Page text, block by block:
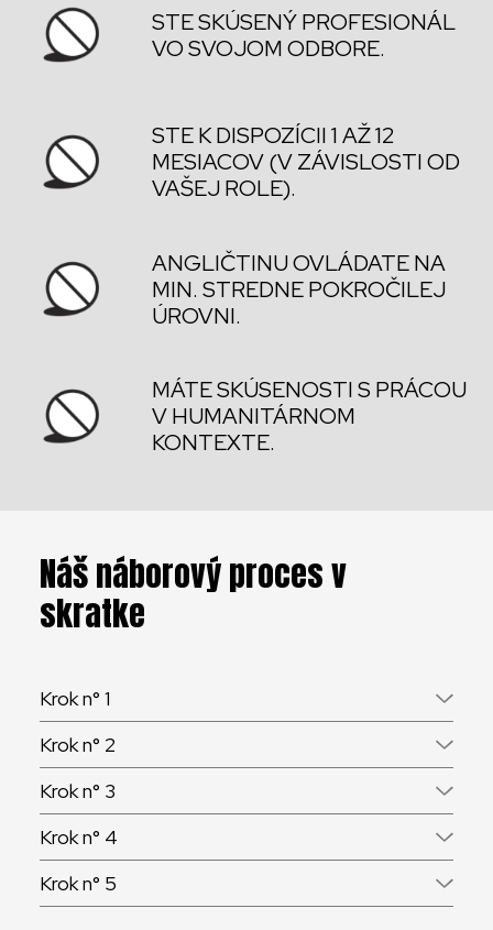
STE SKÚSENÝ PROFESIONÁL
VO SVOJOM ODBORE.
STE K DISPOZÍCII 1 AŽ 12
MESIACOV (V ZÁVISLOSTI OD
VAŠEJ ROLE).
ANGLIČTINU OVLÁDATE NA
MIN. STREDNE POKROČILEJ
ÚROVNI.
MÁTE SKÚSENOSTI S PRÁCOU
V HUMANITÁRNOM
KONTEXTE.
Náš náborový proces v
skratke
Krok n° 1
Krok n° 2
Krok n° 3
Krok n° 4
Krok n° 5